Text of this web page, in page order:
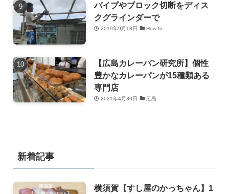
パイプやブロック切断をディス
クグラインダーで
2019年9月18日 How to
【広島カレーパン研究所】個性
豊かなカレーパンが15種類ある
専門店
2021年4月30日 広島
新着記事
横須賀【すし屋のかっちゃん】1